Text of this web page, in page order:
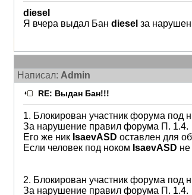
diesel
Я вчера выдал Бан diesel за
Написал: Admin
RE: Выдан Бан!!!
1. Блокирован участник форума под
За нарушение правил форума П. 1.4.
Его же ник IsaevASD оставлен для
Если человек под ноком IsaevASD
2. Блокирован участник форума под
За нарушение правил форума П. 1.4.